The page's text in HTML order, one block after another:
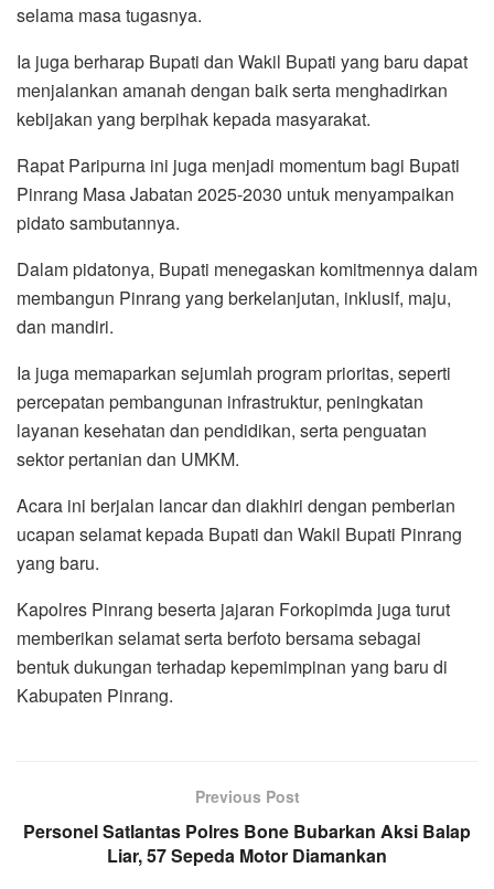
selama masa tugasnya.
Ia juga berharap Bupati dan Wakil Bupati yang baru dapat
menjalankan amanah dengan baik serta menghadirkan
kebijakan yang berpihak kepada masyarakat.
Rapat Paripurna ini juga menjadi momentum bagi Bupati
Pinrang Masa Jabatan 2025-2030 untuk menyampaikan
pidato sambutannya.
Dalam pidatonya, Bupati menegaskan komitmennya dalam
membangun Pinrang yang berkelanjutan, inklusif, maju,
dan mandiri.
Ia juga memaparkan sejumlah program prioritas, seperti
percepatan pembangunan infrastruktur, peningkatan
layanan kesehatan dan pendidikan, serta penguatan
sektor pertanian dan UMKM.
Acara ini berjalan lancar dan diakhiri dengan pemberian
ucapan selamat kepada Bupati dan Wakil Bupati Pinrang
yang baru.
Kapolres Pinrang beserta jajaran Forkopimda juga turut
memberikan selamat serta berfoto bersama sebagai
bentuk dukungan terhadap kepemimpinan yang baru di
Kabupaten Pinrang.
Previous Post
Personel Satlantas Polres Bone Bubarkan Aksi Balap
Liar, 57 Sepeda Motor Diamankan